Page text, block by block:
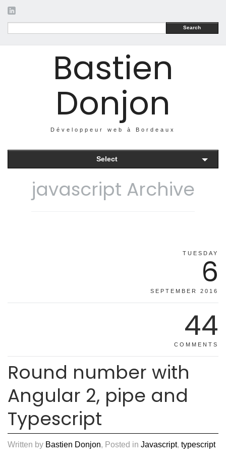
Search
Bastien
Donjon
Développeur web à Bordeaux
Select
javascript Archive
TUESDAY
6
SEPTEMBER 2016
44
COMMENTS
Round number with
Angular 2, pipe and
Typescript
Written by Bastien Donjon, Posted in Javascript, typescript